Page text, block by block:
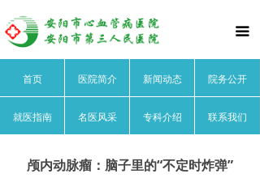
끀
首页
医院领导
医院荣誉
首页 医院简介 新闻动态 院务公开
就医指南 名医风采 专科介绍 联系我们
颅内动脉瘤：脑子里的“不定时炸弹”